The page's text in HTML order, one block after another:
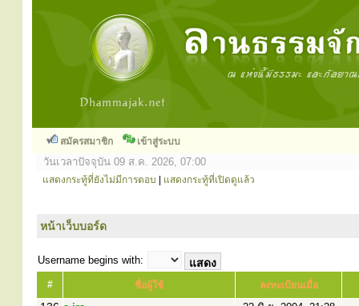
สมัครสมาชิก เข้าสู่ระบบ
วันเวลาปัจจุบัน 09 ส.ค. 2026, 07:00
แสดงกระทู้ที่ยังไม่มีการตอบ แสดงกระทู้ที่เปิดดูแล้ว
หน้าเว็บบอร์ด
Username begins with:
# ชื่อผู้ใช้ ลงทะเบียนเมื่อ